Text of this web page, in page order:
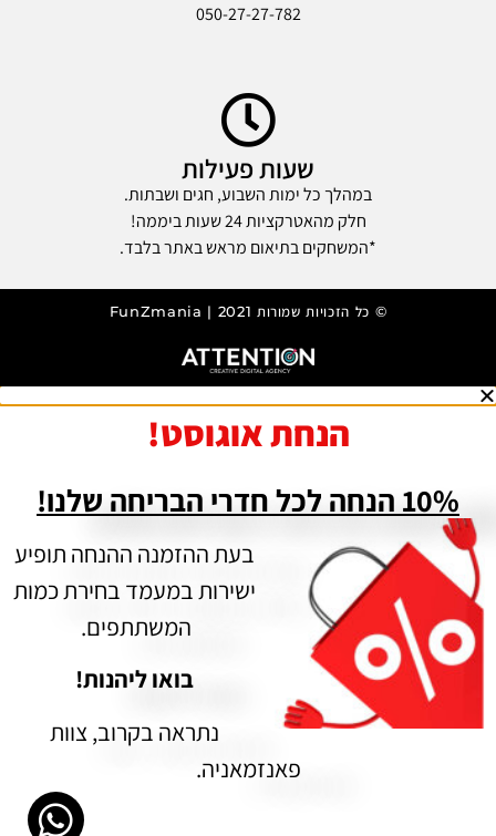
050-27-27-782
שעות פעילות
במהלך כל ימות השבוע, חגים ושבתות.
חלק מהאטרקציות 24 שעות ביממה!
*המשחקים בתיאום מראש באתר בלבד.
© כל הזכויות שמורות 2021 | FunZmania
הנחת אוגוסט!
10% הנחה לכל חדרי הבריחה שלנו!
בעת ההזמנה ההנחה תופיע
ישירות במעמד בחירת כמות
המשתתפים.
בואו ליהנות!
נתראה בקרוב, צוות
פאנזמאניה.